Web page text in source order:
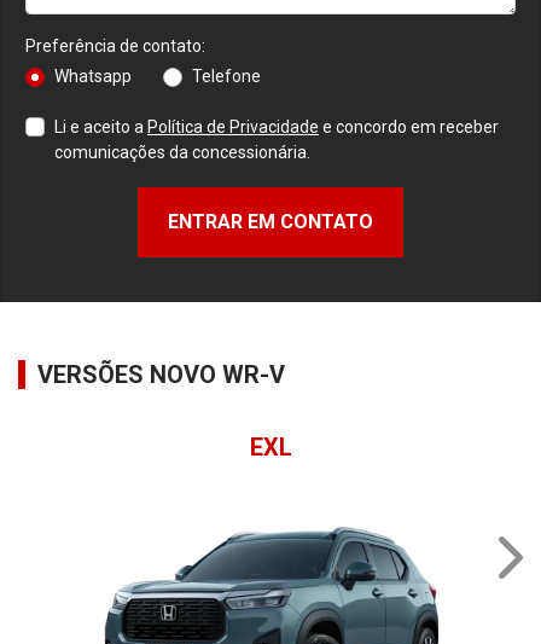
Preferência de contato:
Whatsapp
Telefone
Li e aceito a Política de Privacidade e concordo em receber
comunicações da concessionária.
ENTRAR EM CONTATO
VERSÕES NOVO WR-V
EXL